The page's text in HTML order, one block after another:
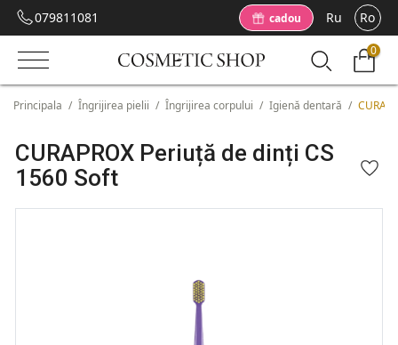
079811081 cadou Ru Ro
0
Principala / Îngrijirea pielii / Îngrijirea corpului / Igienă dentară /
CURAPROX Periuță de dinți CS
1560 Soft